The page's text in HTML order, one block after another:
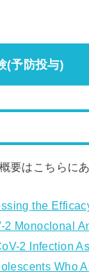
(予防投与)
要はこちらにあ
the
Monoclonal
2 Infection
Who